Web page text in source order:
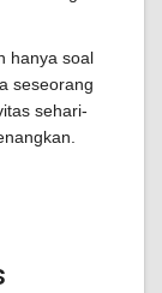
hanya soal
seseorang
sehari-